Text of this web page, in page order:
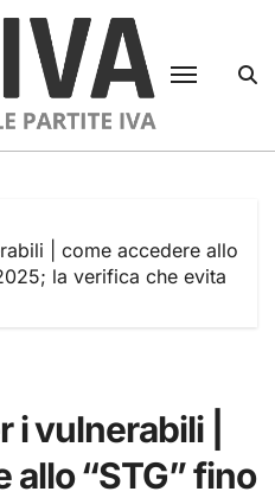
| come accedere allo
la verifica che evita
i vulnerabili |
“STG” fino